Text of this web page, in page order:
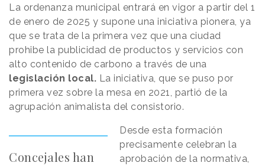
La ordenanza municipal entrará en vigor a partir del 1
de enero de 2025 y supone una iniciativa pionera, ya
que se trata de la primera vez que una ciudad
prohibe la publicidad de productos y servicios con
alto contenido de carbono a través de una
legislación local. La iniciativa, que se puso por
primera vez sobre la mesa en 2021, partió de la
agrupación animalista del consistorio.
Concejales han
Desde esta formación
precisamente celebran la
aprobación de la normativa,